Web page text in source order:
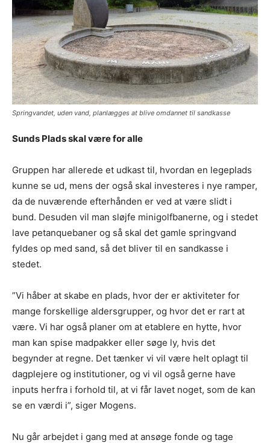
Springvandet, uden vand, planlægges at blive omdannet til sandkasse
Sunds Plads skal være for alle
Gruppen har allerede et udkast til, hvordan en legeplads
kunne se ud, mens der også skal investeres i nye ramper,
da de nuværende efterhånden er ved at være slidt i
bund. Desuden vil man sløjfe minigolfbanerne, og i stedet
lave petanquebaner og så skal det gamle springvand
fyldes op med sand, så det bliver til en sandkasse i
stedet.
”Vi håber at skabe en plads, hvor der er aktiviteter for
mange forskellige aldersgrupper, og hvor det er rart at
være. Vi har også planer om at etablere en hytte, hvor
man kan spise madpakker eller søge ly, hvis det
begynder at regne. Det tænker vi vil være helt oplagt til
dagplejere og institutioner, og vi vil også gerne have
inputs herfra i forhold til, at vi får lavet noget, som de kan
se en værdi i”, siger Mogens.
Nu går arbejdet i gang med at ansøge fonde og tage